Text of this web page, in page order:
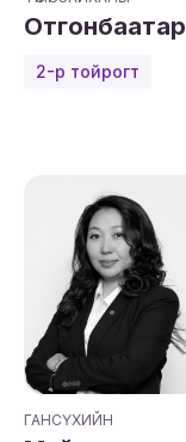
Отгонбаатар
2-р тойрогт
ГАНСҮХИЙН